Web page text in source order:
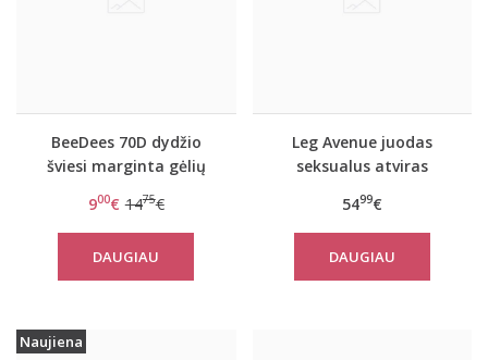
BeeDees 70D dydžio
šviesi marginta gėlių
liemenėlė Happy Heart
35 WDUM
900€ 1475€
DAUGIAU
Leg Avenue juodas
seksualus atviras
5499€
DAUGIAU
Naujiena